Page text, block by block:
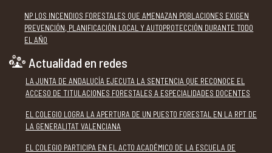
NP LOS INCENDIOS FORESTALES QUE AMENAZAN POBLACIONES EXIGEN
PREVENCIÓN, PLANIFICACIÓN LOCAL Y AUTOPROTECCIÓN DURANTE TODO
EL AÑO
Actualidad en redes
LA JUNTA DE ANDALUCÍA EJECUTA LA SENTENCIA QUE RECONOCE EL
ACCESO DE TITULACIONES FORESTALES A ESPECIALIDADES DOCENTES
EL COLEGIO LOGRA LA APERTURA DE UN PUESTO FORESTAL EN LA RPT DE
LA GENERALITAT VALENCIANA
EL COLEGIO PARTICIPA EN EL ACTO ACADÉMICO DE LA ESCUELA DE